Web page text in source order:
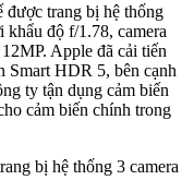
trang bị hệ thống
khẩu độ f/1.78, camera
Apple đã cải tiến
Smart HDR 5, bên cạnh
ty tận dụng cảm biến
cảm biến chính trong